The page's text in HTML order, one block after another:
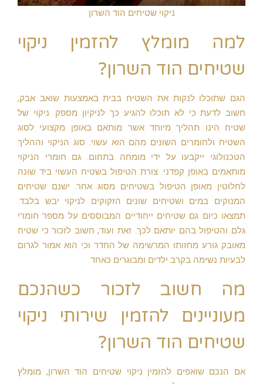
ניקוי שטיחים הוד השרון
למה מומלץ להזמין ניקוי
שטיחים הוד השרון?
הגם שתוכלו לנקות את השטיח בבית באמצעות שואב אבק,
חשוב לדעת כי לא תוכלו להגיע כך לניקיון מספק. ניקוי של
שטיח הינו תהליך מיוחד אשר מותאם באופן מקצועי לסוג
השטיח ולחומרים השונים מהם הוא עשוי. סוג הניקוי וההליך
הטכנולוגי ייקבעו על ידי מומחה בתחום. גם חומרי הניקוי
מותאמים באופן קפדני. צורת הטיפול בשטיח העשוי ביד שונה
לחלוטין מאופן הטיפול בשטיחים מסוג אחר. ישנם שטיחים
המנוקים במים ושטיחים שונים הזקוקים לניקוי יבש בלבד.
תמצאו כיום גם שטיחים ייחודיים המבוססים על מספר חומרי
גלם והטיפול בהם יותאם לכך. זאת ועוד, חשוב לזכור כי שטיח
מאובק גורע מחזותו המרשימה של החדר וכי הוא אמור לגרום
לבעיות נשימה בקרב ילדים ומבוגרים כאחד.
מה חשוב לזכור כשהנכם
מעוניינים להזמין שירותי ניקוי
שטיחים הוד השרון?
אם הנכם שואפים להזמין ניקוי שטיחים הוד השרון, מומלץ